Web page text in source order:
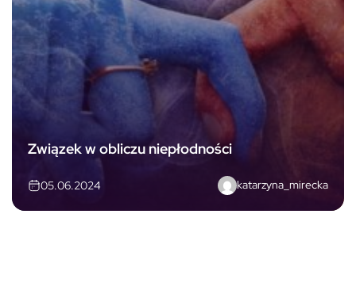
Związek w obliczu niepłodności
05.06.2024 katarzyna_mirecka